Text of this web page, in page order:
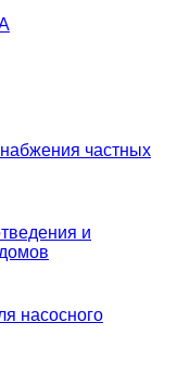
частных
и
насосного